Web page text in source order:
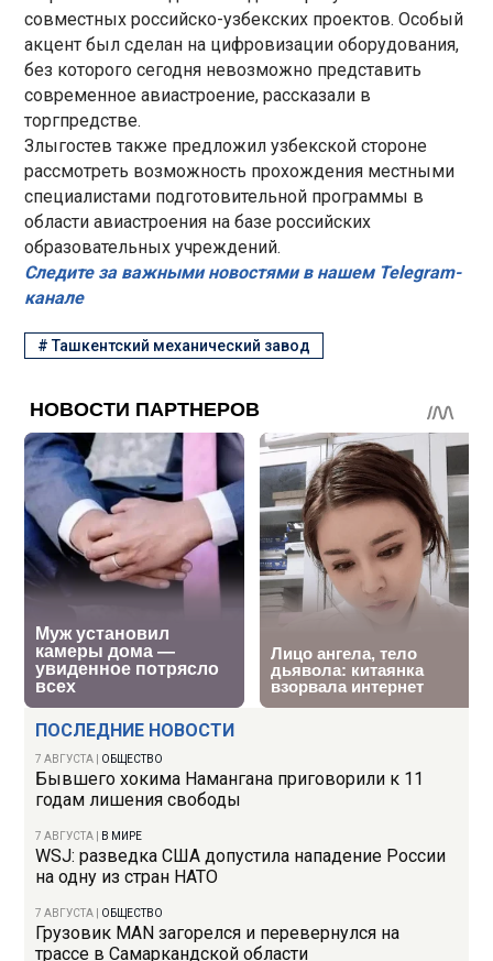
ПОСЛЕДНИЕ НОВОСТИ
7 АВГУСТА ОБЩЕСТВО
Бывшего хокима Намангана приговорили к 11
годам лишения свободы
7 АВГУСТА В МИРЕ
WSJ: разведка США допустила нападение России
на одну из стран НАТО
7 АВГУСТА ОБЩЕСТВО
Грузовик MAN загорелся и перевернулся на
трассе в Самаркандской области
совместных российско-узбекских проектов. Особый
акцент был сделан на цифровизации оборудования,
без которого сегодня невозможно представить
современное авиастроение, рассказали в
торгпредстве.
Злыгостев также предложил узбекской стороне
рассмотреть возможность прохождения местными
специалистами подготовительной программы в
области авиастроения на базе российских
образовательных учреждений.
Следите за важными новостями в нашем Telegram-
канале
#Ташкентский механический завод